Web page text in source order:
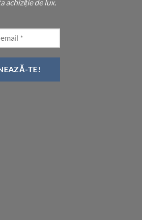
achiziție de lux.